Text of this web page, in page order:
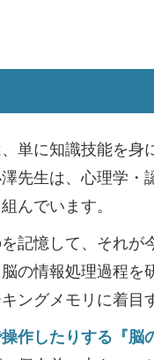
に知識技能を身
先生は、心理学・
んでいます。
記憶して、それ
の情報処理過程を
ングメモリに着目
作したりする『脳